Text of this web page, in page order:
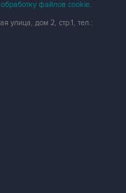
обработку файлов cookie.
улица, дом 2, стр.1, тел.: